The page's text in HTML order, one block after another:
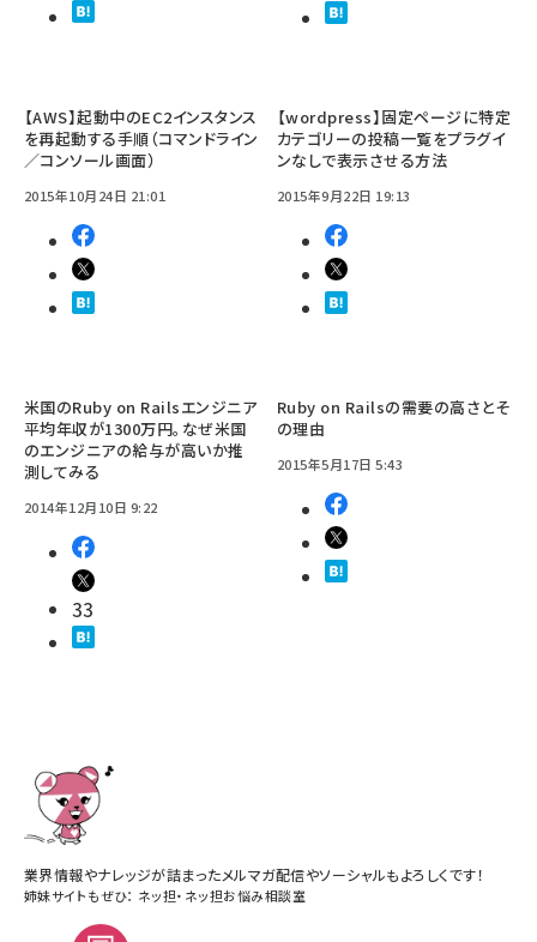
【AWS】起動中のEC2インスタンス
を再起動する手順（コマンドライン
／コンソール画面）
2015年10月24日 21:01
【wordpress】固定ページに特定
カテゴリーの投稿一覧をプラグイ
ンなしで表示させる方法
2015年9月22日 19:13
米国のRuby on Railsエンジニア
平均年収が1300万円。なぜ米国
のエンジニアの給与が高いか推
測してみる
2014年12月10日 9:22
33
Ruby on Railsの需要の高さとそ
の理由
2015年5月17日 5:43
業界情報やナレッジが詰まったメルマガ配信やソーシャルもよろしくです！
姉妹サイトもぜひ： ネッ担・ ネッ担お悩み相談室